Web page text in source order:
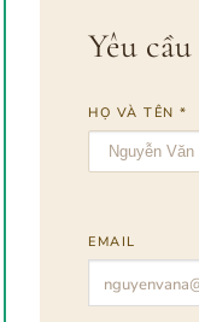
Yêu
HỌ VÀ TÊN *
EMAIL